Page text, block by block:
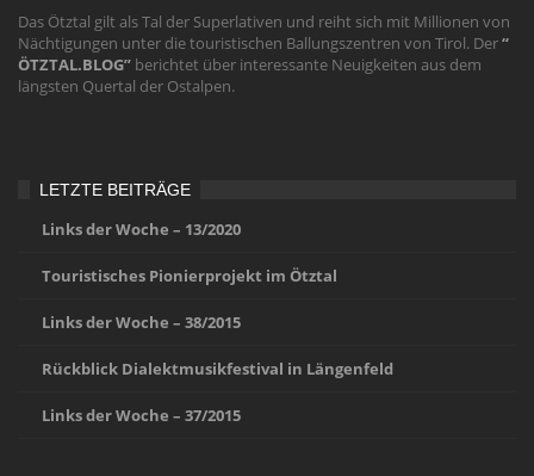
Das Ötztal gilt als Tal der Superlativen und reiht sich mit Millionen von
Nächtigungen unter die touristischen Ballungszentren von Tirol. Der“
ÖTZTAL.BLOG” berichtet über interessante Neuigkeiten aus dem
längsten Quertal der Ostalpen.
LETZTE BEITRÄGE
Links der Woche – 13/2020
Touristisches Pionierprojekt im Ötztal
Links der Woche – 38/2015
Rückblick Dialektmusikfestival in Längenfeld
Links der Woche – 37/2015